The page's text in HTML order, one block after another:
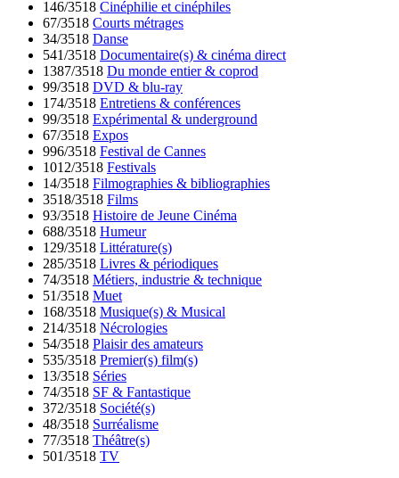
146/3518 Cinéphilie et cinéphiles
67/3518 Courts métrages
34/3518 Danse
541/3518 Documentaire(s) & cinéma direct
1387/3518 Du monde entier & coprod
99/3518 DVD & blu-ray
174/3518 Entretiens & conférences
99/3518 Expérimental & underground
67/3518 Expos
996/3518 Festival de Cannes
1012/3518 Festivals
14/3518 Filmographies & bibliographies
3518/3518 Films
93/3518 Histoire de Jeune Cinéma
688/3518 Humeur
129/3518 Littérature(s)
285/3518 Livres & périodiques
74/3518 Métiers, industrie & technique
51/3518 Muet
168/3518 Musique(s) & Musical
214/3518 Nécrologies
54/3518 Plaisir des amateurs
535/3518 Premier(s) film(s)
13/3518 Séries
74/3518 SF & Fantastique
372/3518 Société(s)
48/3518 Surréalisme
77/3518 Théâtre(s)
501/3518 TV